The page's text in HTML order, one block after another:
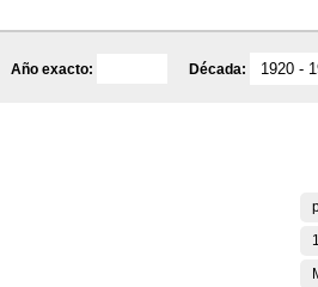
Año exacto: Década: